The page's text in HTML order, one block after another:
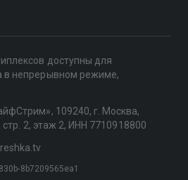
доступны для
в непрерывном режиме,
109240, г. Москва,
2, этаж 2, ИНН 7710918800
8b7209565ea1